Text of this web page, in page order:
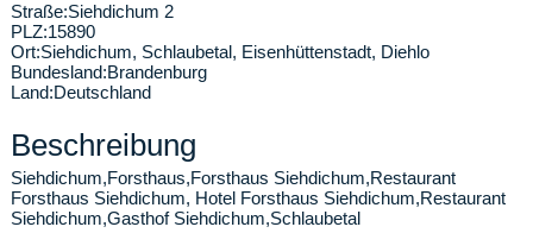
Straße:Siehdichum 2
PLZ:15890
Ort:Siehdichum, Schlaubetal, Eisenhüttenstadt, Diehlo
Bundesland:Brandenburg
Land:Deutschland
Beschreibung
Siehdichum,Forsthaus,Forsthaus Siehdichum,Restaurant
Forsthaus Siehdichum, Hotel Forsthaus Siehdichum,Restaurant
Siehdichum,Gasthof Siehdichum,Schlaubetal